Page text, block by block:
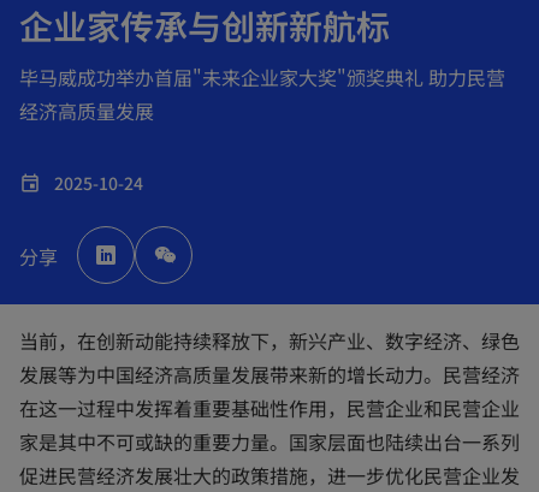
企业家传承与创新新航标
毕马威成功举办首届"未来企业家大奖"颁奖典礼 助力民营
经济高质量发展
event 2025-10-24
分享 p
e
n
i
a
n
w
a
b
当前，在创新动能持续释放下，新兴产业、数字经济、绿色
发展等为中国经济高质量发展带来新的增长动力。民营经济
在这一过程中发挥着重要基础性作用，民营企业和民营企业
家是其中不可或缺的重要力量。国家层面也陆续出台一系列
促进民营经济发展壮大的政策措施，进一步优化民营企业发